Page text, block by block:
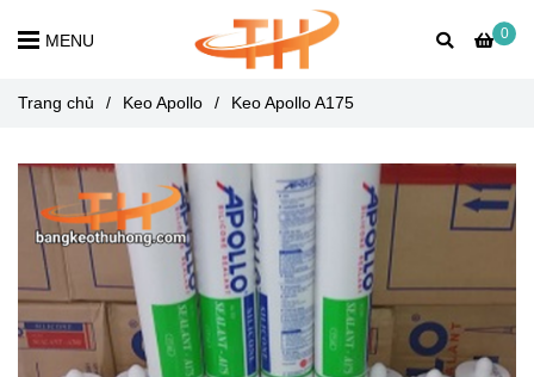
0
MENU
Trang chủ / Keo Apollo / Keo Apollo A175